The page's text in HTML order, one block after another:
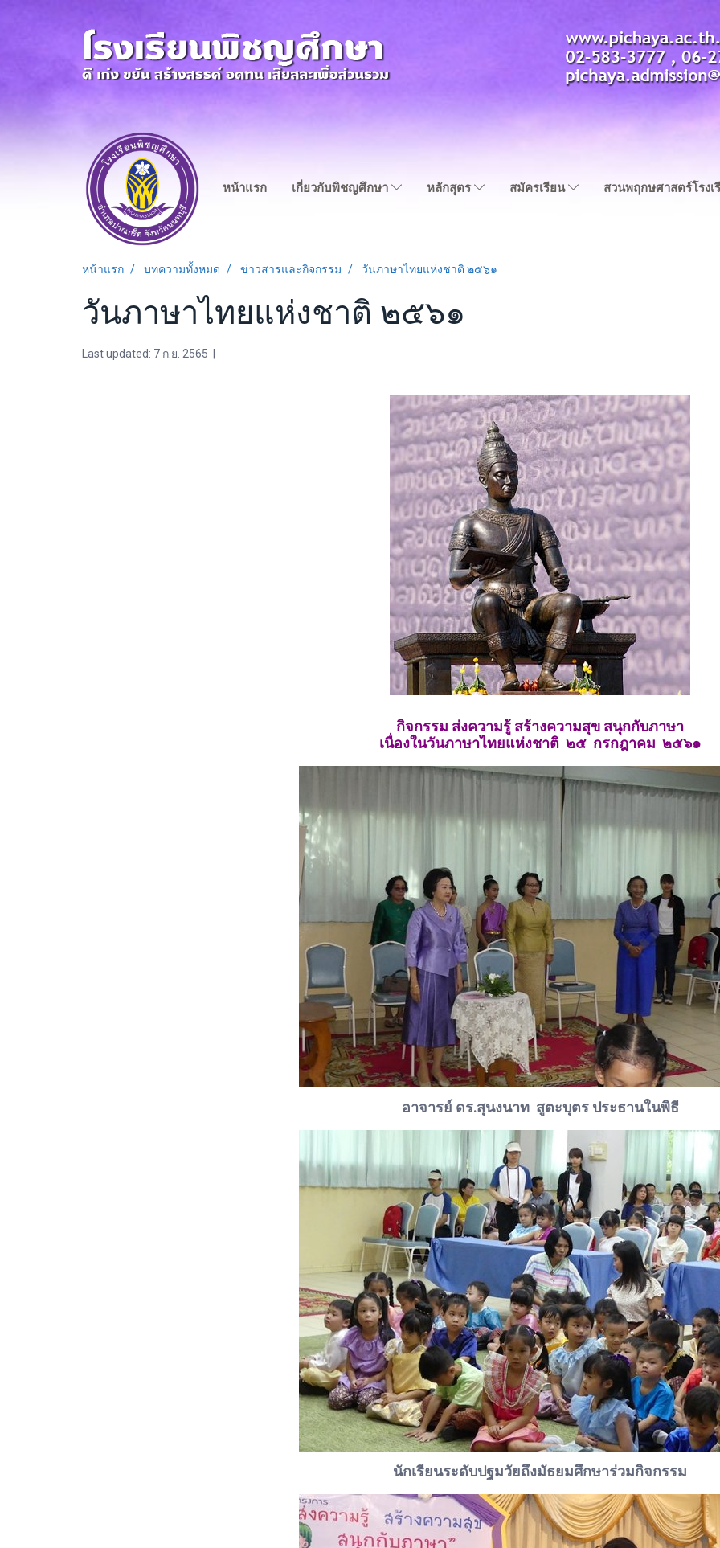
หน้าแรก เกี่ยวกับพิชญศึกษา หลักสุตร สมัครเรียน สวนพฤกษศาสตร์โรงเ
หน้าแรก บทความทั้งหมด ข่าวสารและกิจกรรม วันภาษาไทยแห่งชาติ ๒๕๖๑
วันภาษาไทยแห่งชาติ ๒๕๖๑
Last updated: 7 ก.ย. 2565
กิจกรรม ส่งความรู้ สร้างความสุข สนุกกับภาษา
เนื่องในวันภาษาไทยแห่งชาติ ๒๕ กรกฎาคม ๒๕๖๑
อาจารย์ ดร.สุนงนาท สูตะบุตร ประธานในพิธี
นักเรียนระดับปฐมวัยถึงมัธยมศึกษาร่วมกิจกรรม